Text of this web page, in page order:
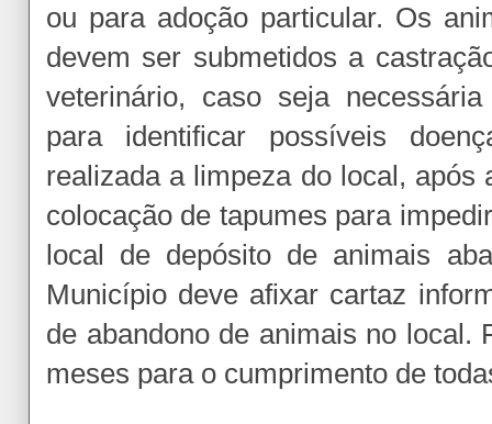
ou para adoção particular. Os
devem ser submetidos a
veterinário, caso seja
para identificar possíveis
realizada a limpeza do local, após
colocação de tapumes para
local de depósito de animais
Município deve afixar cartaz
de abandono de animais no local.
meses para o cumprimento de